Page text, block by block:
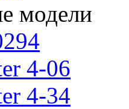
модели
4-06
4-34